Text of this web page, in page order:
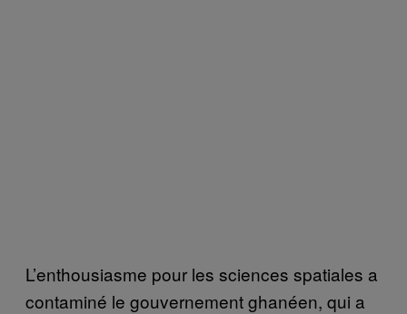
L’enthousiasme pour les sciences spatiales a
contaminé le gouvernement ghanéen, qui a